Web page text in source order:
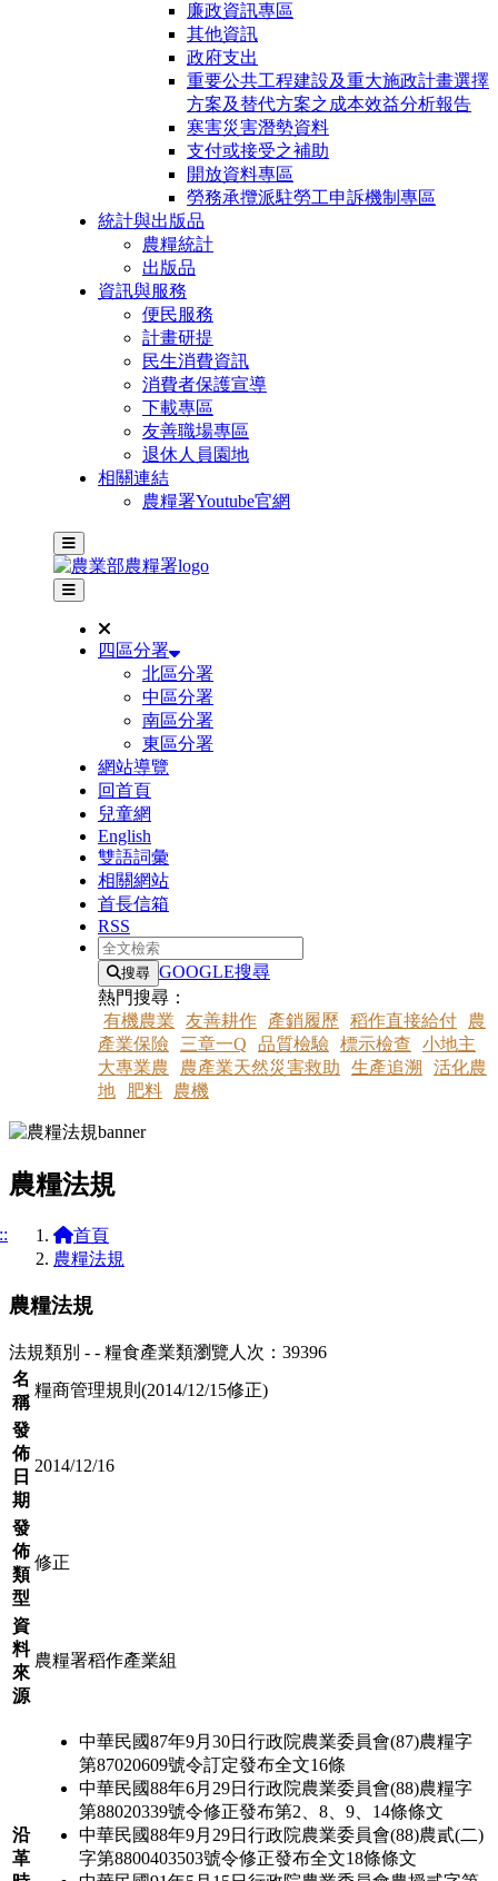
廉政資訊專區
其他資訊
政府支出
重要公共工程建設及重大施政計畫選擇
方案及替代方案之成本效益分析報告
寒害災害潛勢資料
支付或接受之補助
開放資料專區
勞務承攬派駐勞工申訴機制專區
統計與出版品
農糧統計
出版品
資訊與服務
便民服務
計畫研提
民生消費資訊
消費者保護宣導
下載專區
友善職場專區
退休人員園地
相關連結
農糧署Youtube官網
主選單
其他網站選單
四區分署
北區分署
中區分署
南區分署
東區分署
網站導覽
回首頁
兒童網
English
雙語詞彙
相關網站
首長信箱
RSS
全文檢索
搜尋 GOOGLE搜尋
熱門搜尋：
有機農業
友善耕作 產銷履歷 稻作直接給付
農
產業保險
三章一Q 品質檢驗 標示檢查
小地主
大專業農
農產業天然災害救助 生產追溯
活化農
地
肥料 農機
農糧法規
首頁
農糧法規
農糧法規
法規類別 - - 糧食產業類瀏覽人次：39396
名
稱
糧商管理規則(2014/12/15修正)
發
佈
日
期
2014/12/16
發
佈
類
型
修正
資
料
來
源
農糧署稻作產業組
沿
革
中華民國87年9月30日行政院農業委員會(87)農糧字
第87020609號令訂定發布全文16條
中華民國88年6月29日行政院農業委員會(88)農糧字
第88020339號令修正發布第2、8、9、14條條文
中華民國88年9月29日行政院農業委員會(88)農貳(二)
字第8800403503號令修正發布全文18條條文